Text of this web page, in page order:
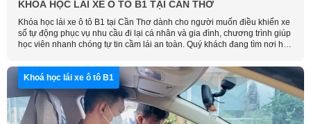
KHÓA HỌC LÁI XE Ô TÔ B1 TẠI CẦN THƠ
Khóa học lái xe ô tô B1 tại Cần Thơ dành cho người muốn điều khiển xe
số tự động phục vụ nhu cầu đi lại cá nhân và gia đình, chương trình giúp
học viên nhanh chóng tự tin cầm lái an toàn. Quý khách đang tìm nơi học
sớm nhất.
Khoá học lái xe ô tô B1